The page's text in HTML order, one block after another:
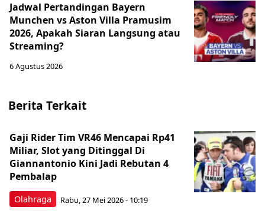
Jadwal Pertandingan Bayern
Munchen vs Aston Villa Pramusim
2026, Apakah Siaran Langsung atau
Streaming?
6 Agustus 2026
Berita Terkait
Olahraga
Gaji Rider Tim VR46 Mencapai Rp41
Miliar, Slot yang Ditinggal Di
Giannantonio Kini Jadi Rebutan 4
Pembalap
Rabu, 27 Mei 2026 - 10:19